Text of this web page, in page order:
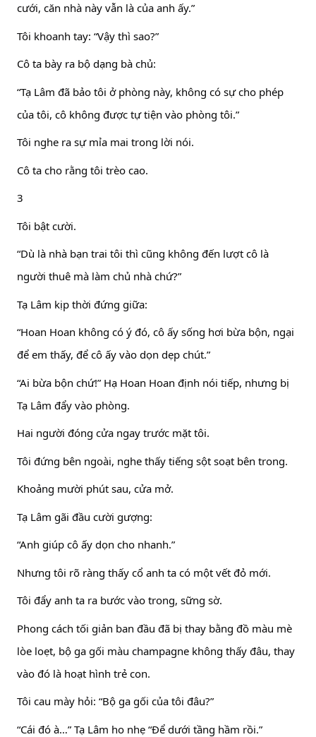
cưới, căn nhà này vẫn là của anh ấy.”
Tôi khoanh tay: “Vậy thì sao?”
Cô ta bày ra bộ dạng bà chủ:
“Tạ Lâm đã bảo tôi ở phòng này, không có sự cho phép
của tôi, cô không được tự tiện vào phòng tôi.”
Tôi nghe ra sự mỉa mai trong lời nói.
Cô ta cho rằng tôi trèo cao.
3
Tôi bật cười.
“Dù là nhà bạn trai tôi thì cũng không đến lượt cô là
người thuê mà làm chủ nhà chứ?”
Tạ Lâm kịp thời đứng giữa:
“Hoan Hoan không có ý đó, cô ấy sống hơi bừa bộn, ngại
để em thấy, để cô ấy vào dọn dẹp chút.”
“Ai bừa bộn chứ!” Hạ Hoan Hoan định nói tiếp, nhưng bị
Tạ Lâm đẩy vào phòng.
Hai người đóng cửa ngay trước mặt tôi.
Tôi đứng bên ngoài, nghe thấy tiếng sột soạt bên trong.
Khoảng mười phút sau, cửa mở.
Tạ Lâm gãi đầu cười gượng:
“Anh giúp cô ấy dọn cho nhanh.”
Nhưng tôi rõ ràng thấy cổ anh ta có một vết đỏ mới.
Tôi đẩy anh ta ra bước vào trong, sững sờ.
Phong cách tối giản ban đầu đã bị thay bằng đồ màu mè
lòe loẹt, bộ ga gối màu champagne không thấy đâu, thay
vào đó là hoạt hình trẻ con.
Tôi cau mày hỏi: “Bộ ga gối của tôi đâu?”
“Cái đó à…” Tạ Lâm ho nhẹ “Để dưới tầng hầm rồi.”